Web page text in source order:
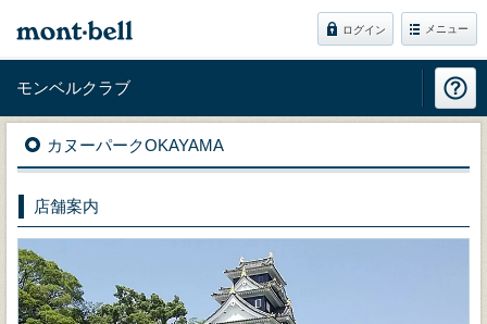
ログイン メニュー
モンベルクラブ
カヌーパークOKAYAMA
店舗案内